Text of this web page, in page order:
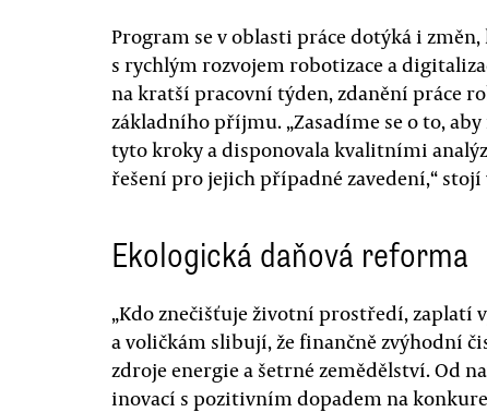
Program se v oblasti práce dotýká i
s rychlým rozvojem robotizace a
na kratší pracovní týden, zdanění práce
základního příjmu. „Zasadíme se o to,
tyto kroky a disponovala kvalitními
řešení pro jejich případné zavedení,“
Ekologická daňová reforma
„Kdo znečišťuje životní prostředí, zaplatí
a voličkám slibují, že finančně zvýhodní
zdroje energie a šetrné zemědělství. Od
inovací s pozitivním dopadem na